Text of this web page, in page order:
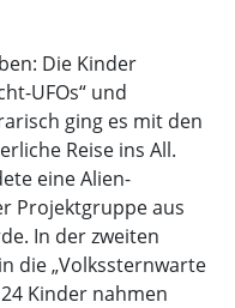
Die Kinder
UFOs“ und
ging es mit den
Reise ins All.
eine Alien-
Projektgruppe aus
In der zweiten
die „Volkssternwarte
Kinder nahmen